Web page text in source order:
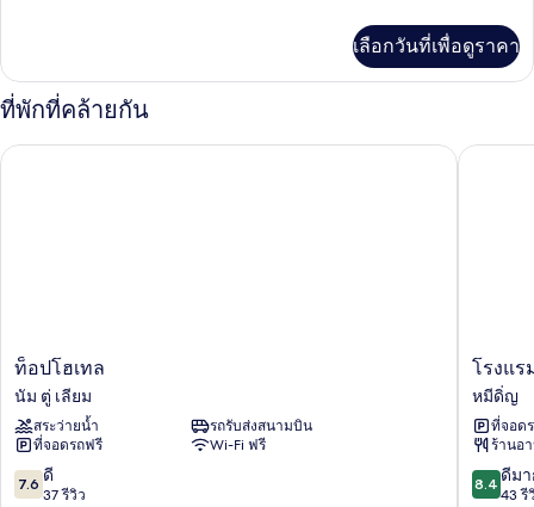
City
View
เกี่ยว
กับ
Executive
Room
-
เลือกวันที่เพื่อดูราคา
ที่พักที่คล้ายกัน
ท็อป
โฮ
เทล
นัม
ตู่
เลียม
ท็อปโฮเทล
นัม ตู่ เลียม
สระว่ายน้ำ
รถรับส่งสนามบิน
ที่จอดรถฟรี
Wi-Fi ฟรี
7.6
จาก
7.6 ดี
37 รีวิว
ท็อปโฮเทล
โรง
แรม
บ
ลูบิ
ซ
มาย
ดิน
โรงแ
หมีดิ่ญ
ที่จอด
ร้านอ
8.4
จาก
8.4 ดีม
43 รี
โรงแรม